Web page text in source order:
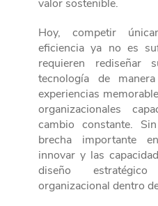
valor sostenible.
Hoy, competir
eficiencia ya no es
requieren rediseñar
tecnología de
experiencias
organizacionales
cambio constante.
brecha importante
innovar y las
diseño
organizacional dentro